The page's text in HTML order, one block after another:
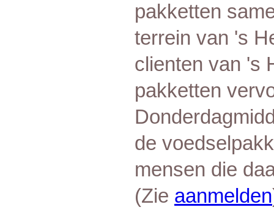
pakketten
terrein van 's
clienten van 's
pakketten
de
mensen die
(Zie aanmelden